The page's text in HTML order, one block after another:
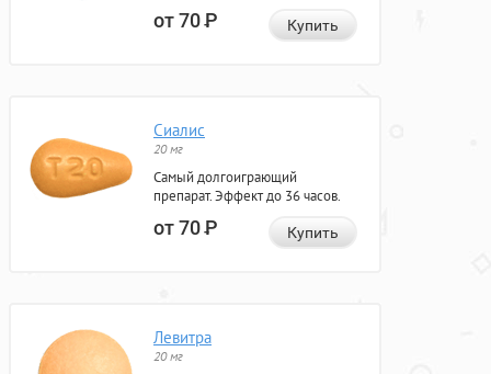
от 70Р Купить
Сиалис
20 мг
Самый долгоиграющий
препарат. Эффект до 36 часов.
от 70Р Купить
Левитра
20 мг